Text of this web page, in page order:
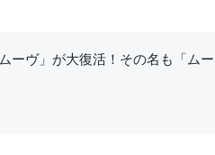
ヴ」が大復活！その名も「ムー
ロ仕様に進化し、軽ワゴンと